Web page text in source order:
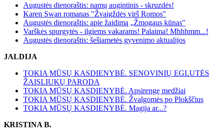
Augustės dienoraštis: namų augintinis - skruzdės!
Karen Swan romanas "Žvaigždės virš Romos"
Augustės dienoraštis: apie žaidimą „Žmogaus kūnas"
Varškės spurgytės - ilgiems vakarams! Palaima! Mhhhmm...!
Augustės dienoraštis: šešiametės gyvenimo aktualijos
JALDIJA
TOKIA MŪSŲ KASDIENYBĖ. SENOVINIŲ EGLUTĖS
ŽAISLIUKŲ PARODA
TOKIA MŪSŲ KASDIENYBĖ. Apsirengę medžiai
TOKIA MŪSŲ KASDIENYBĖ. Žvalgomės po Plokščius
TOKIA MŪSŲ KASDIENYBĖ. Magija ar...?
KRISTINA B.